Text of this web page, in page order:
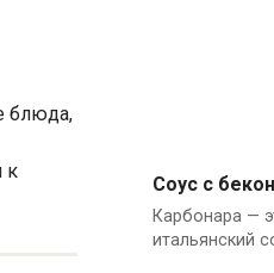
блюда,
к
Италия
Соус с
Карбонара —
итальянский